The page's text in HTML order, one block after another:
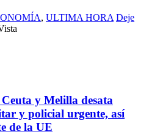
, ULTIMA HORA Deje
y Melilla desata
y policial urgente, así
de la UE